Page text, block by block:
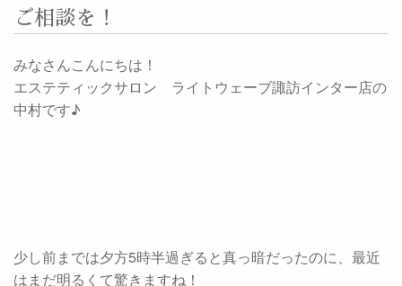
ご相談を！
みなさんこんにちは！
エステティックサロン ライトウェーブ諏訪インター店の
中村です♪
少し前までは夕方5時半過ぎると真っ暗だったのに、最近
はまだ明るくて驚きますね！